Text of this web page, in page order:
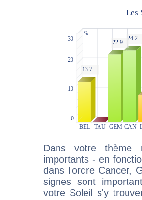
Dans votre thème
importants - en
dans l'ordre Cancer,
signes sont
votre Soleil s'y